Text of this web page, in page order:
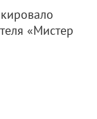
«Мистер